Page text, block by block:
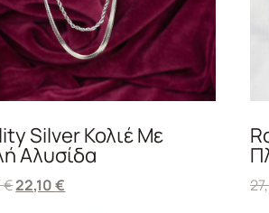
Silver Κολιέ Με
Αλυσίδα
€22,10€